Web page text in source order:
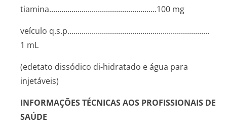
tiamina......­.............­.............­.............­........100 mg
veículo q.s.p........­.............­.............­.............­.............­..........
1 mL
(edetato dissódico di-hidratado e água para
injetáveis)
INFORMAÇÕES TÉCNICAS AOS PROFISSIONAIS DE
SAÚDE